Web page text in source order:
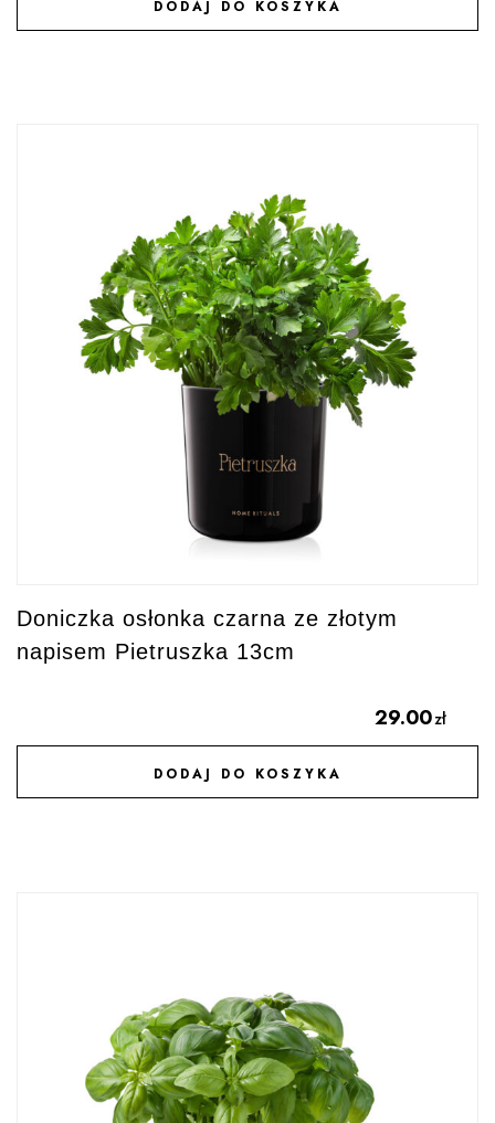
DODAJ DO KOSZYKA
DODAJ DO ULUBIONYCH
Doniczka osłonka czarna ze złotym
napisem Pietruszka 13cm
29.00zł
DODAJ DO KOSZYKA
DODAJ DO ULUBIONYCH